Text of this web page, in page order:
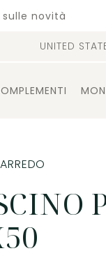
novità
UNITED